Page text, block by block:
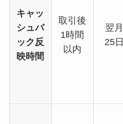
キャッ
シュバ
ック反
映時間
取引後
1時間
以内
翌月
25日